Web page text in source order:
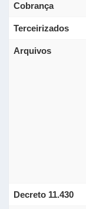
Cobrança
Terceirizados
Arquivos
Decreto 11.430